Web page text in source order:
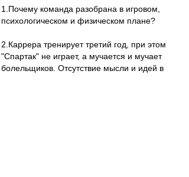
1.Почему команда разобрана в игровом,
психологическом и физическом плане?
2.Каррера тренирует третий год, при этом
"Спартак" не играет, а мучается и мучает
болельщиков. Отсутствие мысли и идей в